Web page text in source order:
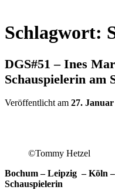
Schlagwort:
DGS#51 – Ines
Schauspielerin am
Veröffentlicht am 27. Januar
©Tommy Hetzel
Bochum – Leipzig – Köln
Schauspielerin